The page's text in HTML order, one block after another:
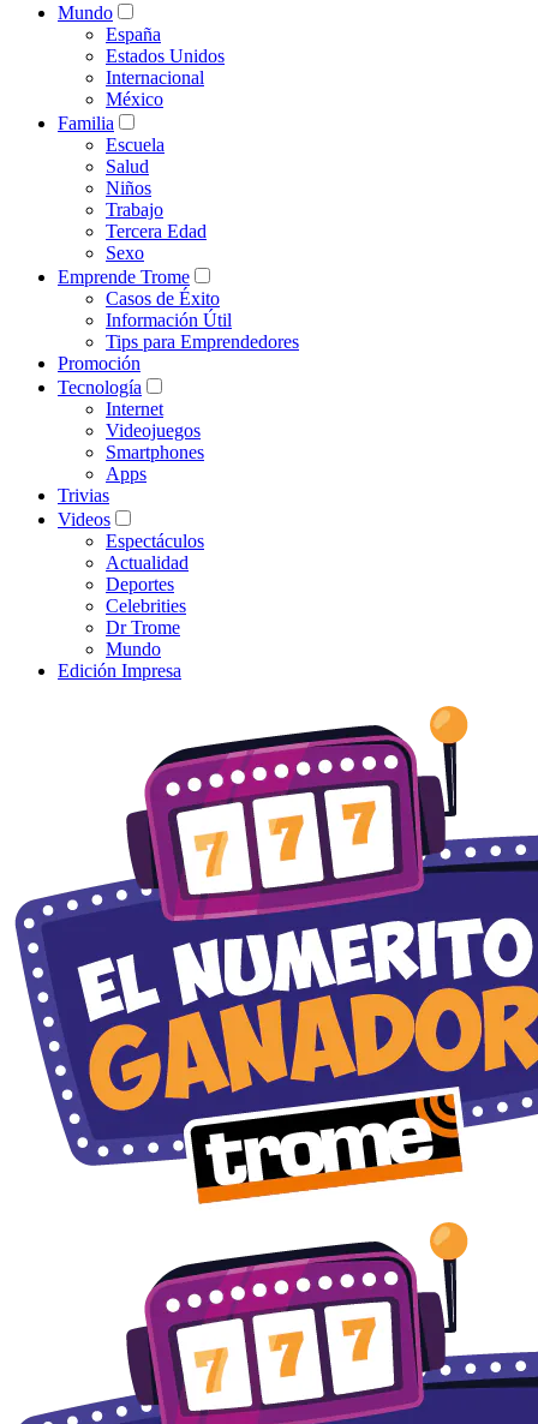
Mundo
España
Estados Unidos
Internacional
México
Familia
Escuela
Salud
Niños
Trabajo
Tercera Edad
Sexo
Emprende Trome
Casos de Éxito
Información Útil
Tips para Emprendedores
Promoción
Tecnología
Internet
Videojuegos
Smartphones
Apps
Trivias
Videos
Espectáculos
Actualidad
Deportes
Celebrities
Dr Trome
Mundo
Edición Impresa